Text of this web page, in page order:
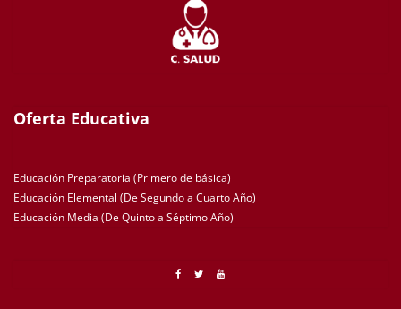
Oferta Educativa
Educación Preparatoria (Primero de básica)
Educación Elemental (De Segundo a Cuarto Año)
Educación Media (De Quinto a Séptimo Año)